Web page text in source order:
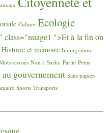
Culture Ecologie
class="nuage1 ">Et à la fin on
Histoire et mémoire Immigration
croisés Non à Sarko Parité Petite
gouvernement Sans papier-
Sports Transports